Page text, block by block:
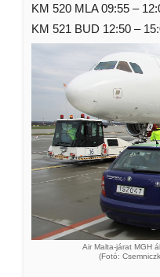
KM 520 MLA 09:55 –
KM 521 BUD 12:50 –
Air Malta-járat MGH
(Fotó: